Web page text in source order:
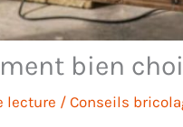
bien
lecture / Conseils